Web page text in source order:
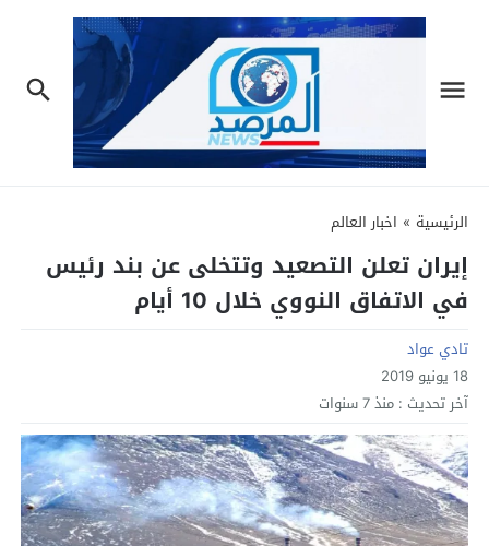
الرئيسية » اخبار العالم
إيران تعلن التصعيد وتتخلى عن بند رئيس
في الاتفاق النووي خلال 10 أيام
تادي عواد
18 يونيو 2019
آخر تحديث : منذ 7 سنوات